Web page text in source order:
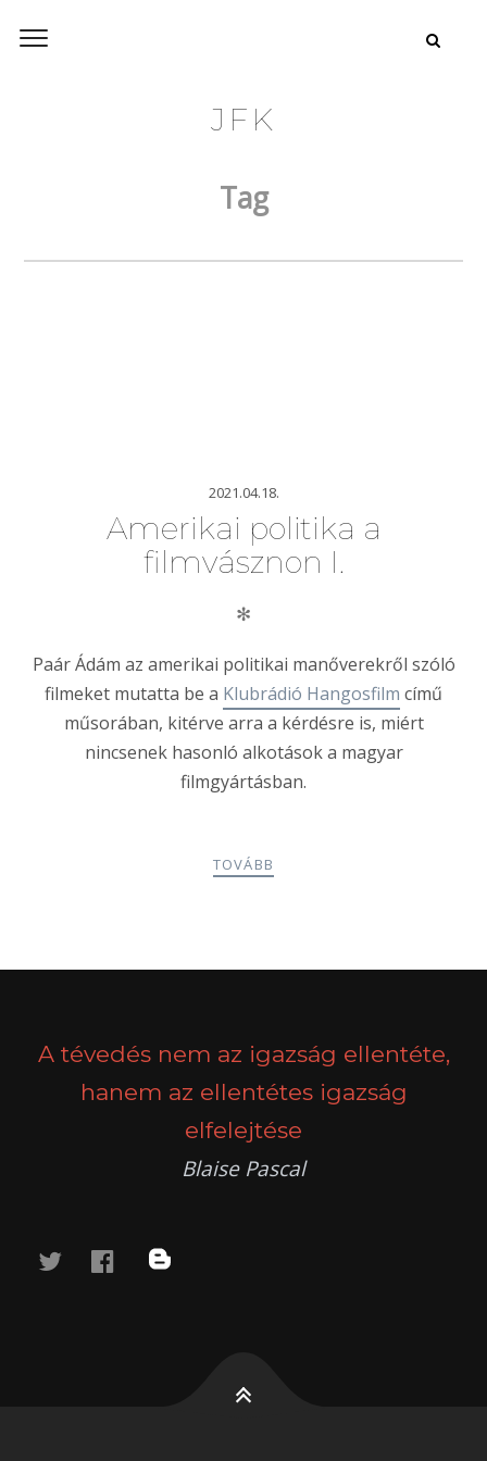
JFK
Tag
2021.04.18.
Amerikai politika a
filmvásznon I.
✻
Paár Ádám az amerikai politikai manőverekről szóló
filmeket mutatta be a Klubrádió Hangosfilm című
műsorában, kitérve arra a kérdésre is, miért
nincsenek hasonló alkotások a magyar
filmgyártásban.
TOVÁBB
A tévedés nem az igazság ellentéte,
hanem az ellentétes igazság
elfelejtése
Blaise Pascal
twitterfacebook
blog